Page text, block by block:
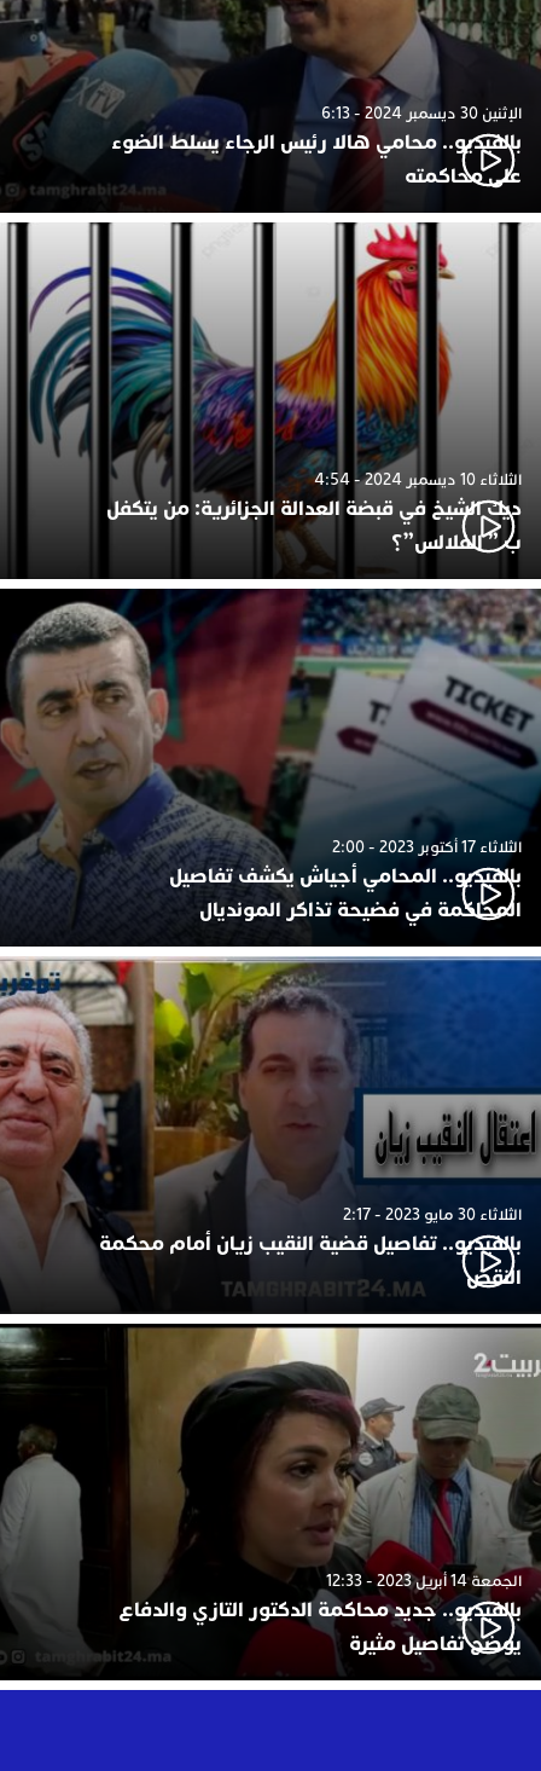
الإثنين 30 ديسمبر 2024 - 6:13
بالفيديو.. محامي هالا رئيس الرجاء يسلط الضوء
على محاكمته
الثلاثاء 10 ديسمبر 2024 - 4:54
ديك الشيخ في قبضة العدالة الجزائرية: من يتكفل
ب ” الفلالس”؟
الثلاثاء 17 أكتوبر 2023 - 2:00
بالفيديو.. المحامي أجياش يكشف تفاصيل
المحاكمة في فضيحة تذاكر المونديال
الثلاثاء 30 مايو 2023 - 2:17
بالفيديو.. تفاصيل قضية النقيب زيان أمام محكمة
النقض
الجمعة 14 أبريل 2023 - 12:33
بالفيديو.. جديد محاكمة الدكتور التازي والدفاع
يوضح تفاصيل مثيرة